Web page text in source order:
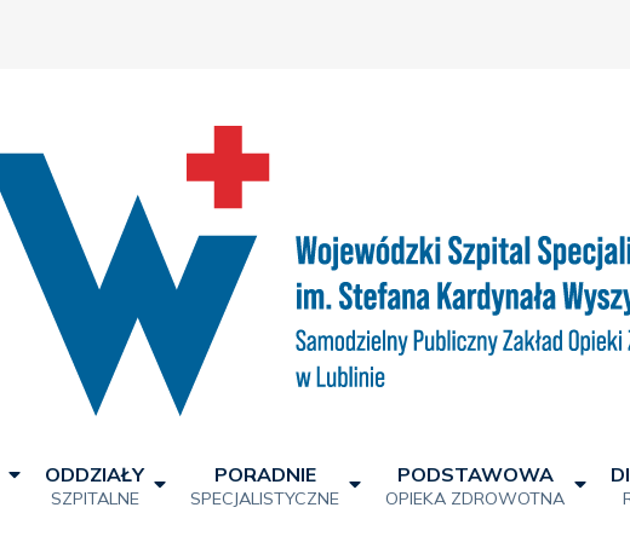
ODDZIAŁY
SZPITALNE
PORADNIE
SPECJALISTYCZNE
PODSTAWOWA
OPIEKA ZDROWOTNA